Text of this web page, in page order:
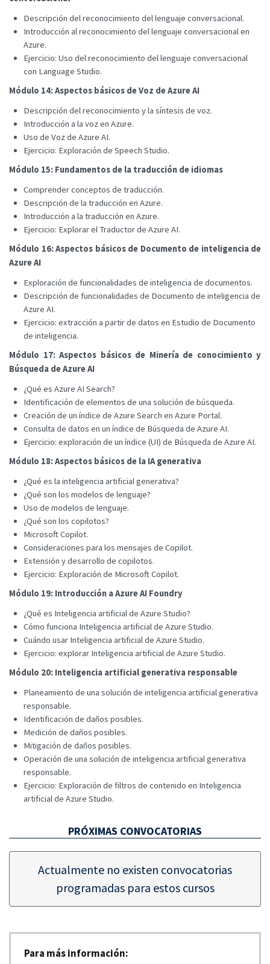
Descripción del reconocimiento del lenguaje conversacional.
Introducción al reconocimiento del lenguaje conversacional en
Azure.
Ejercicio: Uso del reconocimiento del lenguaje conversacional
con Language Studio.
Módulo 14: Aspectos básicos de Voz de Azure AI
Descripción del reconocimiento y la síntesis de voz.
Introducción a la voz en Azure.
Uso de Voz de Azure AI.
Ejercicio: Exploración de Speech Studio.
Módulo 15: Fundamentos de la traducción de idiomas
Comprender conceptos de traducción.
Descripción de la traducción en Azure.
Introducción a la traducción en Azure.
Ejercicio: Explorar el Traductor de Azure AI.
Módulo 16: Aspectos básicos de Documento de inteligencia de
Azure AI
Exploración de funcionalidades de inteligencia de documentos.
Descripción de funcionalidades de Documento de inteligencia de
Azure AI.
Ejercicio: extracción a partir de datos en Estudio de Documento
de inteligencia.
Módulo 17: Aspectos básicos de Minería de conocimiento y
Búsqueda de Azure AI
¿Qué es Azure AI Search?
Identificación de elementos de una solución de búsqueda.
Creación de un índice de Azure Search en Azure Portal.
Consulta de datos en un índice de Búsqueda de Azure AI.
Ejercicio: exploración de un índice (UI) de Búsqueda de Azure AI.
Módulo 18: Aspectos básicos de la IA generativa
¿Qué es la inteligencia artificial generativa?
¿Qué son los modelos de lenguaje?
Uso de modelos de lenguaje.
¿Qué son los copilotos?
Microsoft Copilot.
Consideraciones para los mensajes de Copilot.
Extensión y desarrollo de copilotos.
Ejercicio: Exploración de Microsoft Copilot.
Módulo 19: Introducción a Azure AI Foundry
¿Qué es Inteligencia artificial de Azure Studio?
Cómo funciona Inteligencia artificial de Azure Studio.
Cuándo usar Inteligencia artificial de Azure Studio.
Ejercicio: explorar Inteligencia artificial de Azure Studio.
Módulo 20: Inteligencia artificial generativa responsable
Planeamiento de una solución de inteligencia artificial generativa
responsable.
Identificación de daños posibles.
Medición de daños posibles.
Mitigación de daños posibles.
Operación de una solución de inteligencia artificial generativa
responsable.
Ejercicio: Exploración de filtros de contenido en Inteligencia
artificial de Azure Studio.
PRÓXIMAS CONVOCATORIAS
Actualmente no existen convocatorias
programadas para estos cursos
Para más información: